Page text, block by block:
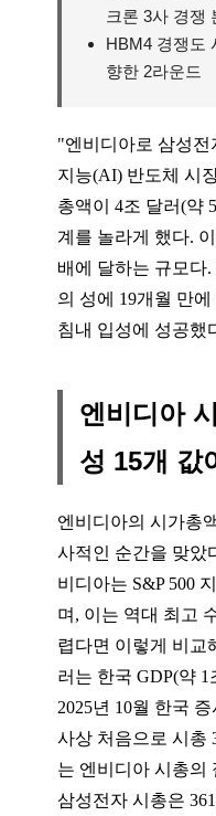
크론 3사 경쟁
HBM4 경쟁도
향한 2라운드
"엔비디아로 삼성전
지능(AI) 반도체 시
총액이 4조 달러(약
계를 놀라게 했다.
배에 달하는 규모다
의 성에 19개월 만
침내 입성에 성공했
엔비디아
성 15개 값
엔비디아의 시가총
사적인 순간을 맞았
비디아는 S&P 500
며, 이는 역대 최고
렵다면 이렇게 비교
러는 한국 GDP(약 1
2025년 10월 한국
사상 처음으로 시총
는 엔비디아 시총의
삼성전자 시총은